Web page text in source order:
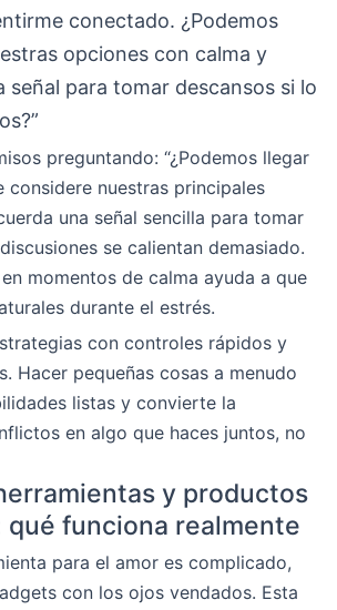
conectado. ¿Podemos
opciones con calma y
señal para tomar descansos si lo
preguntando: “¿Podemos llegar
considere nuestras principales
una señal sencilla para tomar
se calientan demasiado.
momentos de calma ayuda a que
durante el estrés.
con controles rápidos y
Hacer pequeñas cosas a menudo
listas y convierte la
en algo que haces juntos, no
y productos
qué funciona realmente
para el amor es complicado,
con los ojos vendados. Esta